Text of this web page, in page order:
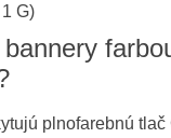
G)
plnofarebnú